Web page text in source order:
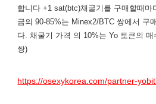
합니다 +1 sat(btc)채굴기를 구매할때
금의 90-85%는 Minex2/BTC 쌍에서 구
다. 채굴기 가격 의 10%는 Yo 토큰의
쌍)
https://osexykorea.com/partner-